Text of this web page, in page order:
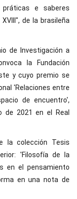
e saberes
de la brasileña
de Investigación a
la Fundación
y cuyo premio se
'Relaciones entre
de encuentro',
2021 en el Real
la colección Tesis
'Filosofía de la
en el pensamiento
en una nota de